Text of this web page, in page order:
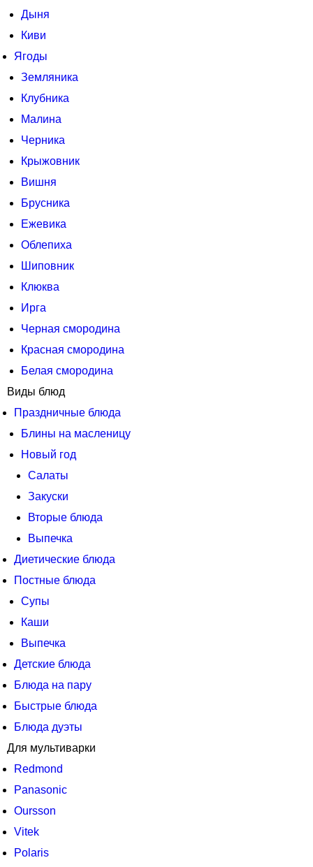
Дыня
Киви
Ягоды
Земляника
Клубника
Малина
Черника
Крыжовник
Вишня
Брусника
Ежевика
Облепиха
Шиповник
Клюква
Ирга
Черная смородина
Красная смородина
Белая смородина
Виды блюд
Праздничные блюда
Блины на масленицу
Новый год
Салаты
Закуски
Вторые блюда
Выпечка
Диетические блюда
Постные блюда
Супы
Каши
Выпечка
Детские блюда
Блюда на пару
Быстрые блюда
Блюда дуэты
Для мультиварки
Redmond
Panasonic
Oursson
Vitek
Polaris